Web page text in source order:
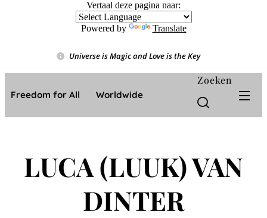
Vertaal deze pagina naar:
Powered by Translate
Universe is Magic and Love is the Key❤️
Freedom for All ❤️ Worldwide
Zoeken
LUCA (LUUK) VAN
DINTER